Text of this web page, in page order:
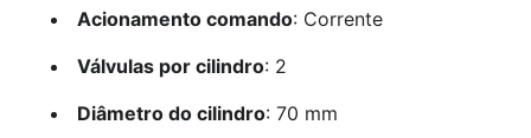
Acionamento comando: Corrente
Válvulas por cilindro: 2
Diâmetro do cilindro: 70 mm